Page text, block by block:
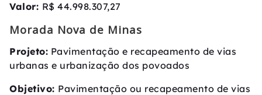
Valor: R$ 44.998.307,27
Morada Nova de Minas
Projeto: Pavimentação e recapeamento de vias
urbanas e urbanização dos povoados
Objetivo: Pavimentação ou recapeamento de vias